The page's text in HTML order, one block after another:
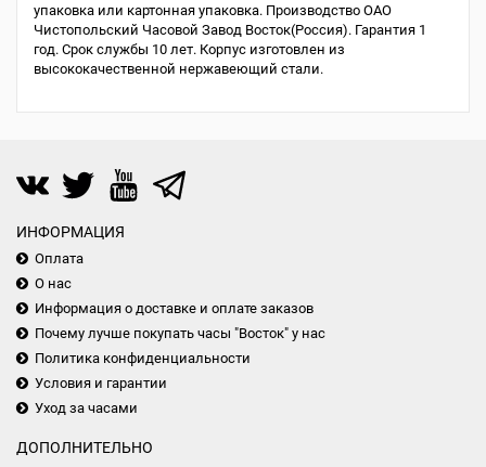
упаковка или картонная упаковка. Производство ОАО
Чистопольский Часовой Завод Восток(Россия). Гарантия 1
год. Срок службы 10 лет. Корпус изготовлен из
высококачественной нержавеющий стали.
ИНФОРМАЦИЯ
Оплата
О нас
Информация о доставке и оплате заказов
Почему лучше покупать часы "Восток" у нас
Политика конфиденциальности
Условия и гарантии
Уход за часами
ДОПОЛНИТЕЛЬНО